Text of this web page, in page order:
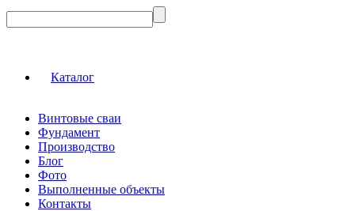
Каталог
Винтовые сваи
Фундамент
Производство
Блог
Фото
Выполненные объекты
Контакты